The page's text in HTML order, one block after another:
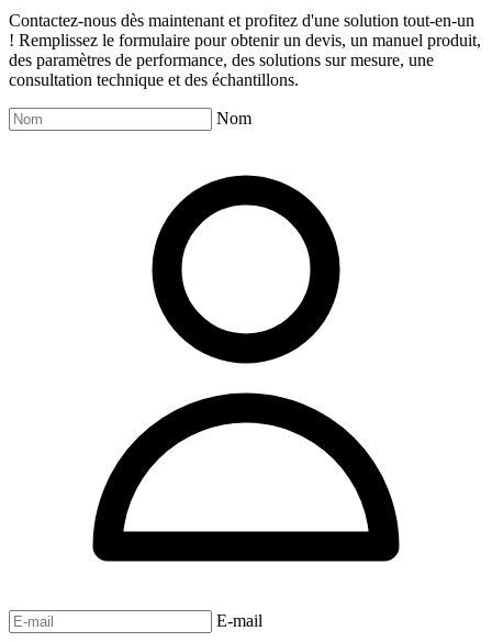
Contactez-nous dès maintenant et profitez d'une solution tout-en-un
! Remplissez le formulaire pour obtenir un devis, un manuel produit,
des paramètres de performance, des solutions sur mesure, une
consultation technique et des échantillons.
Nom
E-mail